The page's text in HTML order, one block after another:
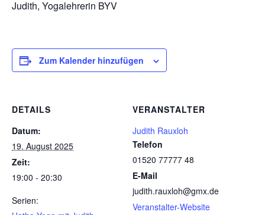
Judith, Yogalehrerin BYV
Zum Kalender hinzufügen
DETAILS
Datum:
19. August 2025
Zeit:
19:00 - 20:30
Serien:
VERANSTALTER
Judith Rauxloh
Telefon
01520 77777 48
E-Mail
judith.rauxloh@gmx.de
Veranstalter-Website